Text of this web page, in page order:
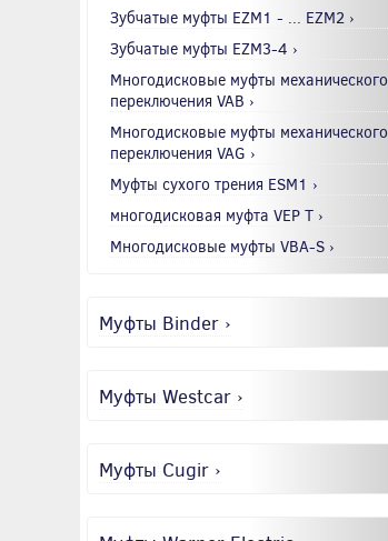
Зубчатые муфты EZM1 - ... EZM2 ›
Зубчатые муфты EZM3-4 ›
Многодисковые муфты механического
переключения VAB ›
Многодисковые муфты механического
переключения VAG ›
Муфты сухого трения ESM1 ›
многодисковая муфта VEP T ›
Многодисковые муфты VBA-S ›
Муфты Binder ›
Муфты Westcar ›
Муфты Cugir ›